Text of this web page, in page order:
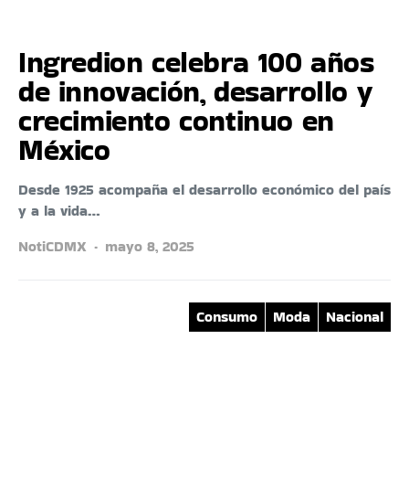
Ingredion celebra 100 años
de innovación, desarrollo y
crecimiento continuo en
México
Desde 1925 acompaña el desarrollo económico del país
y a la vida…
NotiCDMX
mayo 8, 2025
Consumo Moda Nacional